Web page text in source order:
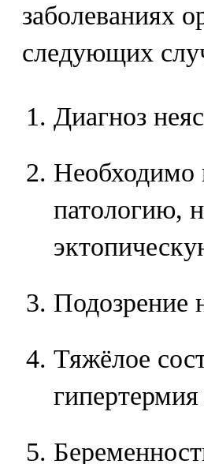
заболеваниях
следующих
Диагноз
Необходимо
патологию,
Подозрение
Тяжёлое